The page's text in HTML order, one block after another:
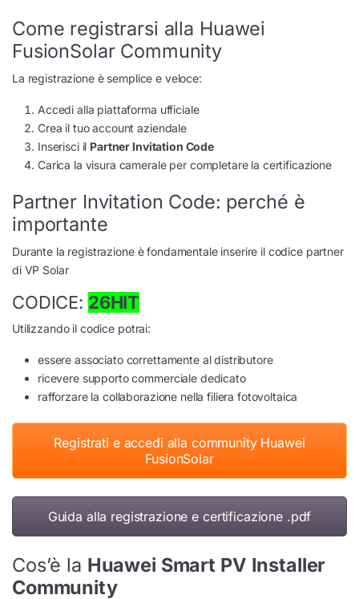
Come registrarsi alla Huawei
FusionSolar Community
La registrazione è semplice e veloce:
Accedi alla piattaforma ufficiale
Crea il tuo account aziendale
Inserisci il Partner Invitation Code
Carica la visura camerale per completare la certificazione
Partner Invitation Code: perché è
importante
Durante la registrazione è fondamentale inserire il codice partner
di VP Solar
CODICE: 26HIT
Utilizzando il codice potrai:
essere associato correttamente al distributore
ricevere supporto commerciale dedicato
rafforzare la collaborazione nella filiera fotovoltaica
Registrati e accedi alla community Huawei
FusionSolar
Guida alla registrazione e certificazione .pdf
Cos’è la Huawei Smart PV Installer
Community